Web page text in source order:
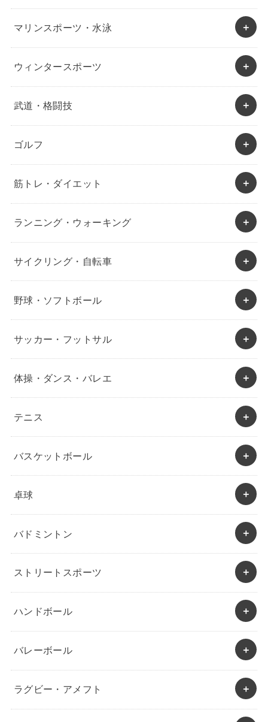
マリンスポーツ・水泳
ウィンタースポーツ
武道・格闘技
ゴルフ
筋トレ・ダイエット
ランニング・ウォーキング
サイクリング・自転車
野球・ソフトボール
サッカー・フットサル
体操・ダンス・バレエ
テニス
バスケットボール
卓球
バドミントン
ストリートスポーツ
ハンドボール
バレーボール
ラグビー・アメフト